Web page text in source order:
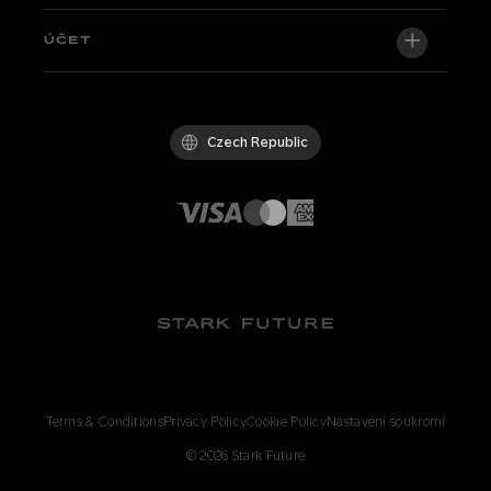
Factory Edition
Kola skladem
Díly a příslušenství
Centrální podpora
Whistleblowing Channel
ÚČET
Czech Republic
Terms & ConditionsPrivacy PolicyCookie PolicyNastavení soukromí
©2026 Stark Future